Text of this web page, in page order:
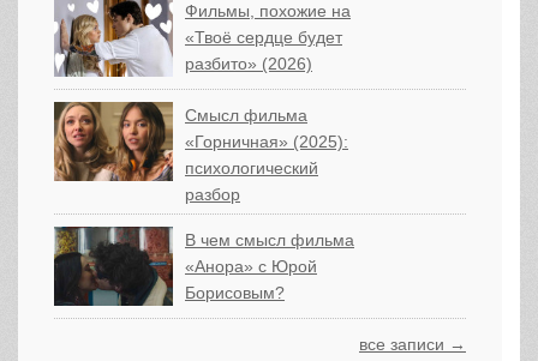
Фильмы, похожие на
«Твоё сердце будет
разбито» (2026)
Смысл фильма
«Горничная» (2025):
психологический
разбор
В чем смысл фильма
«Анора» с Юрой
Борисовым?
все записи →